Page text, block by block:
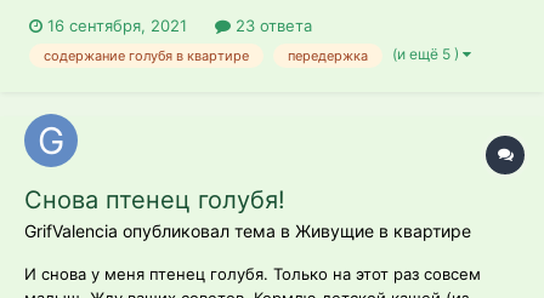
16 сентября, 2021 23 ответа
содержание голубя в квартире передержка (и ещё 5 )
Снова птенец голубя!
GrifValencia опубликовал тема в Живущие в квартире
И снова у меня птенец голубя. Только на этот раз совсем